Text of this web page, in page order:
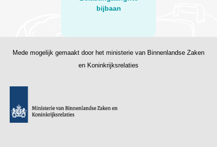
bijbaan
Mede mogelijk gemaakt door het ministerie van Binnenlandse Zaken
en Koninkrijksrelaties